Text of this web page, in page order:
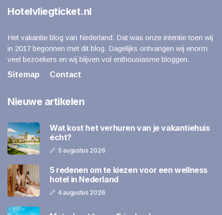
Hotelvliegticket.nl
Het vakantie blog van Nederland. Dat was onze intentie toen wij
in 2017 begonnen met dit blog. Dagelijks ontvangen wij enorm
veel bezoekers en wij blijven vol enthousiasme bloggen.
Sitemap
Contact
Nieuwe artikelen
Wat kost het verhuren van je vakantiehuis
écht?
5 augustus 2026
5 redenen om te kiezen voor een wellness
hotel in Nederland
4 augustus 2026